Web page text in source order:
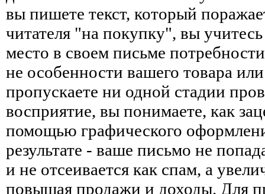
вы пишете текст, который
читателя "на покупку", вы
место в своем письме
не особенности вашего товара
пропускаете ни одной стадии
восприятие, вы понимаете, как
помощью графического
результате - ваше письмо не
и не отсеивается как спам, а
повышая продажи и доходы. Для